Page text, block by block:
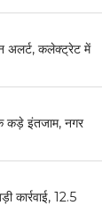
अलर्ट, कलेक्ट्रेट में
कड़े इंतजाम, नगर
कार्रवाई, 12.5